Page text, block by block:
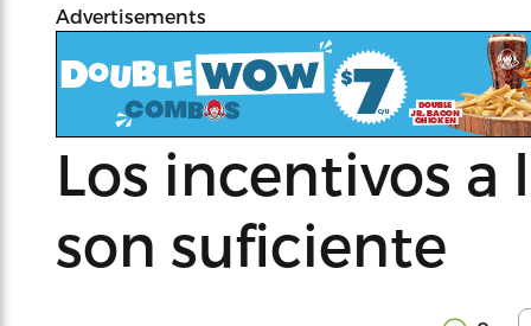
Advertisements
Los incentivos a
son suficiente